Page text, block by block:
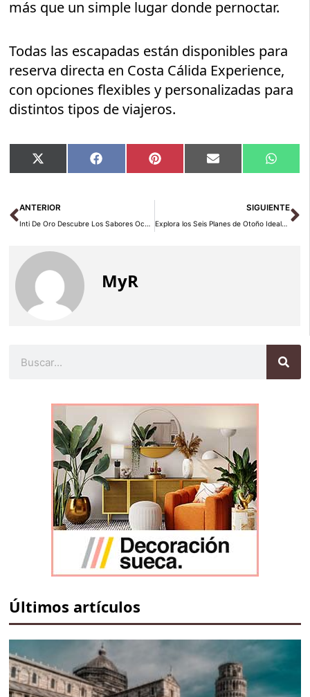
más que un simple lugar donde pernoctar.
Todas las escapadas están disponibles para
reserva directa en Costa Cálida Experience,
con opciones flexibles y personalizadas para
distintos tipos de viajeros.
Compartir
en
X
(Twitter)
Compartir
en
Facebook Compartir
en
Pinterest Compartir
en
Email
en
Ant
ANTERIOR
Inti De Oro Descubre Los Sabores Ocultos Del Amazonas Con Su Menú Cápsula ‘Amazonas’
SIGUIENTE
Explora los Seis Planes de Otoño Ideales para Disfrutar con un Coche de Suscripción
MyR
Últimos artículos